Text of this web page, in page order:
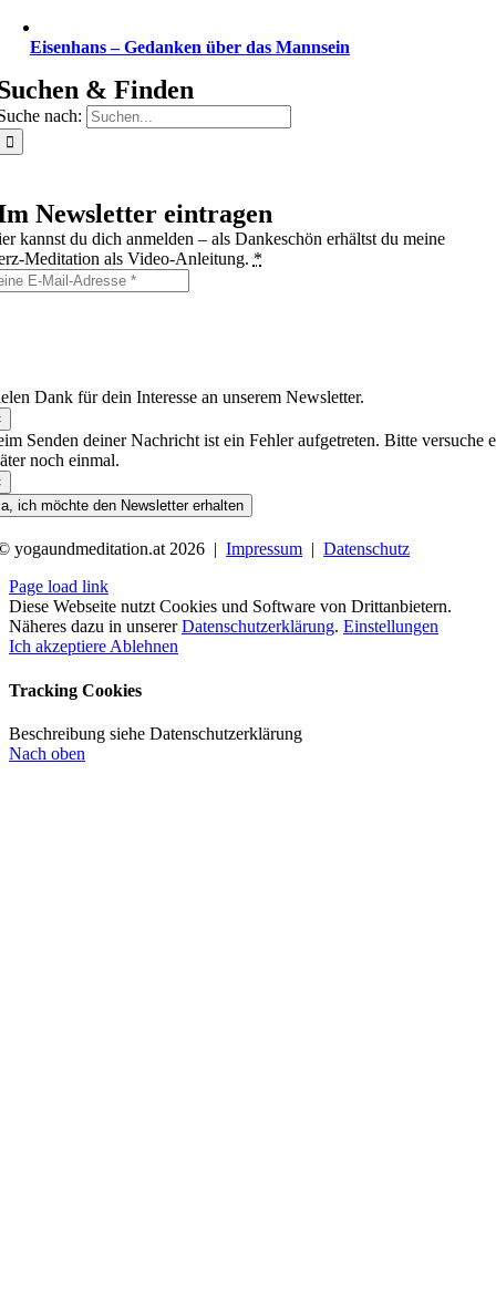
Eisenhans – Gedanken über das Mannsein
& Finden
nach:
Newsletter eintragen
kannst du dich anmelden – als Dankeschön erhältst du meine
als Video‑Anleitung. *
Dank für dein Interesse an unserem Newsletter.
Senden deiner Nachricht ist ein Fehler aufgetreten. Bitte versuche
noch einmal.
ich möchte den Newsletter erhalten
yogaundmeditation.at 2026 |Impressum |Datenschutz
Page load link
Diese Webseite nutzt Cookies und Software von Drittanbietern.
Näheres dazu in unsererDatenschutzerklärung. Einstellungen
Ich akzeptiereAblehnen
Tracking Cookies
Beschreibung siehe Datenschutzerklärung
Nach oben